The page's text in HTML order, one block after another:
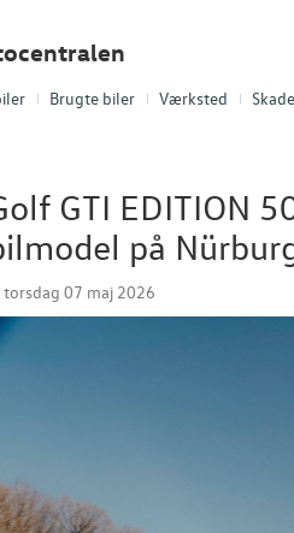
Brugte biler Værksted
GTI EDITION
på
torsdag 07 maj 2026